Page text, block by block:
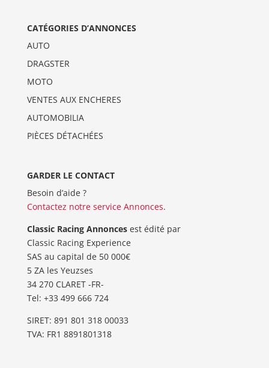
CATÉGORIES D’ANNONCES
AUTO
DRAGSTER
MOTO
VENTES AUX ENCHERES
AUTOMOBILIA
PIÈCES DÉTACHÉES
GARDER LE CONTACT
Besoin d’aide ?
Contactez notre service Annonces.
Classic Racing Annoncesest édité par
Classic Racing Experience
SAS au capital de 50 000€
5 ZA les Yeuzses
34 270 CLARET -FR-
Tel: ‭+33 499 666 724‬
SIRET: 891 801 318 00033
TVA: FR1 8891801318